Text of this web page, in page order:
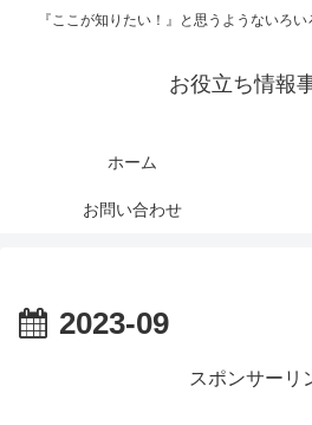
『ここが知りたい！』と思うようないろ
お役立ち情報
ホーム
お問い合わせ
2023-09
スポンサーリ